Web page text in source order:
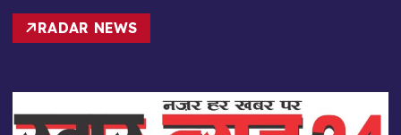
RADAR NEWS